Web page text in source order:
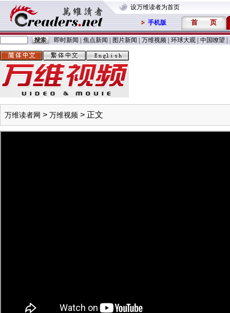
设万维读者为首页
手机版 首 页
即时新闻 焦点新闻 图片新闻 万维视频 环球大观 中国嘹望
万维读者网 > 万维视频 > 正文